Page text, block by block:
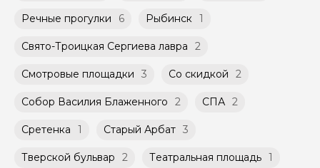
Речные прогулки 6 Рыбинск 1
Свято-Троицкая Сергиева лавра 2
Смотровые площадки 3 Со скидкой 2
Собор Василия Блаженного 2 СПА 2
Сретенка 1 Старый Арбат 3
Тверской бульвар 2 Театральная площадь 1